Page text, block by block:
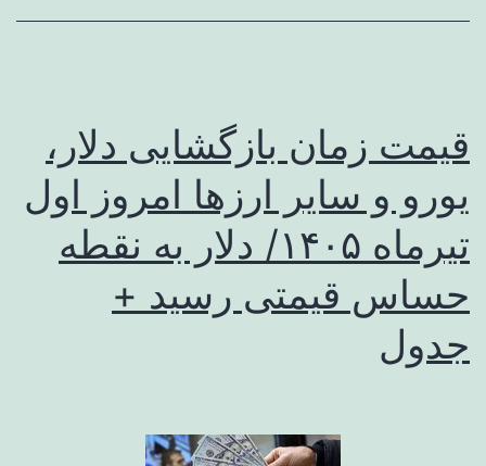
قیمت زمان بازگشایی دلار،
یورو و سایر ارزها امروز اول
تیرماه ۱۴۰۵/ دلار به نقطه
حساس قیمتی رسید +
جدول